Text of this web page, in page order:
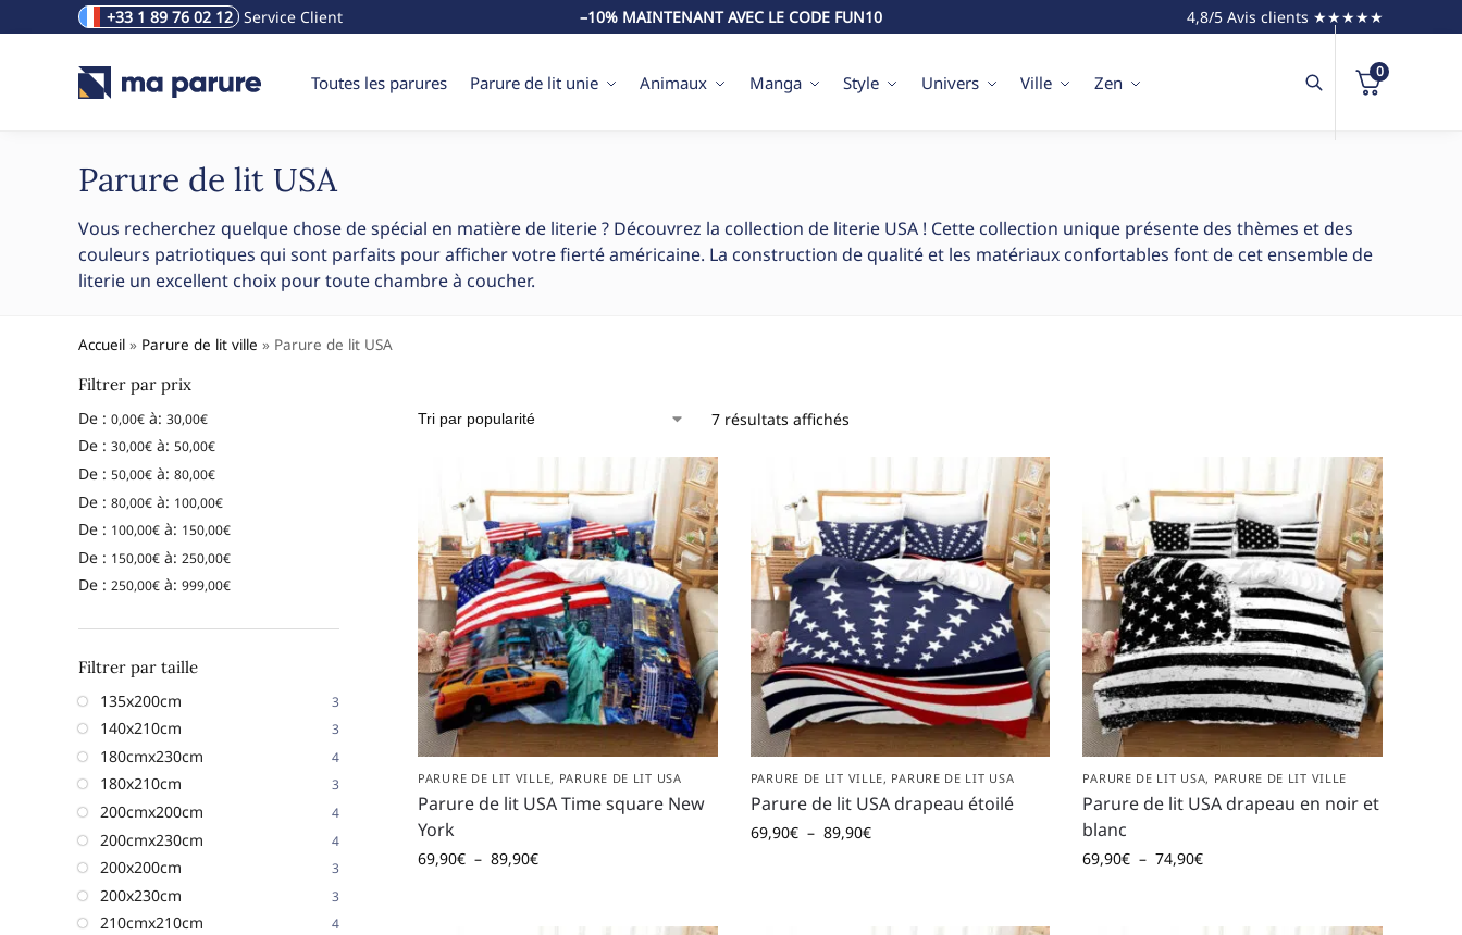
+33 1 89 76 02 12 Service Client –10% MAINTENANT AVEC LE CODE FUN10 4,8/5 Avis clients ★★★★★
Toutes les parures Parure de lit unie Animaux Manga Style Univers Ville Zen
Rechercher un produit
0
Parure de lit USA
Vous recherchez quelque chose de spécial en matière de literie ? Découvrez la collection de literie USA ! Cette collection unique présente des thèmes et des
couleurs patriotiques qui sont parfaits pour afficher votre fierté américaine. La construction de qualité et les matériaux confortables font de cet ensemble de
literie un excellent choix pour toute chambre à coucher.
Accueil » Parure de lit ville » Parure de lit USA
7 résultats affichés
PARURE DE LIT VILLE, PARURE DE LIT USA
Parure de lit USA Time square New
York
69,90€ – 89,90€
PARURE DE LIT VILLE, PARURE DE LIT USA
Parure de lit USA drapeau étoilé
69,90€ – 89,90€
PARURE DE LIT USA, PARURE DE LIT VILLE
Parure de lit USA drapeau en noir et
blanc
69,90€ – 74,90€
Filtrer par prix
De : 0,00€ à: 30,00€
De : 30,00€ à: 50,00€
De : 50,00€ à: 80,00€
De : 80,00€ à: 100,00€
De : 100,00€ à: 150,00€
De : 150,00€ à: 250,00€
De : 250,00€ à: 999,00€
Filtrer par taille
135x200cm
3
140x210cm 3
180cmx230cm 4
180x210cm 3
200cmx200cm 4
200cmx230cm 4
200x200cm 3
200x230cm 3
210cmx210cm 4